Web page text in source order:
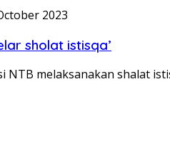
2023
sholat istisqa’
NTB melaksanakan shalat